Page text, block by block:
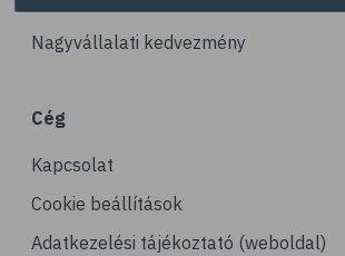
# szemszárazság
# stresszcsökkentés
# agy
# agyműködés
# memória
Nagyvállalati kedvezmény
Cég
Kapcsolat
Cookie beállítások
Adatkezelési tájékoztató (weboldal)